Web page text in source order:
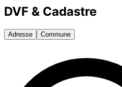
DVF & Cadastre
Adresse Commune